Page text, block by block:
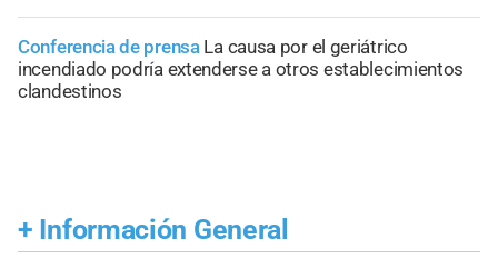
Conferencia de prensa La causa por el geriátrico
incendiado podría extenderse a otros establecimientos
clandestinos
+ Información General